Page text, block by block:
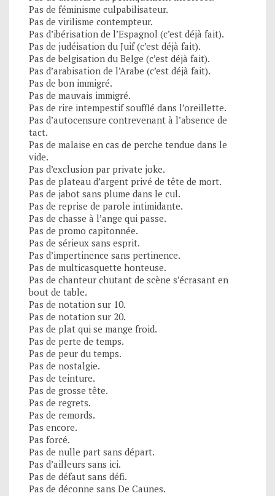
Pas de féminisme culpabilisateur.
Pas de virilisme contempteur.
Pas d’ibérisation de l’Espagnol (c’est déjà fait).
Pas de judéisation du Juif (c’est déjà fait).
Pas de belgisation du Belge (c’est déjà fait).
Pas d’arabisation de l’Arabe (c’est déjà fait).
Pas de bon immigré.
Pas de mauvais immigré.
Pas de rire intempestif soufflé dans l’oreillette.
Pas d’autocensure contrevenant à l’absence de
tact.
Pas de malaise en cas de perche tendue dans le
vide.
Pas d’exclusion par private joke.
Pas de plateau d’argent privé de tête de mort.
Pas de jabot sans plume dans le cul.
Pas de reprise de parole intimidante.
Pas de chasse à l’ange qui passe.
Pas de promo capitonnée.
Pas de sérieux sans esprit.
Pas d’impertinence sans pertinence.
Pas de multicasquette honteuse.
Pas de chanteur chutant de scène s’écrasant en
bout de table.
Pas de notation sur 10.
Pas de notation sur 20.
Pas de plat qui se mange froid.
Pas de perte de temps.
Pas de peur du temps.
Pas de nostalgie.
Pas de teinture.
Pas de grosse tête.
Pas de regrets.
Pas de remords.
Pas encore.
Pas forcé.
Pas de nulle part sans départ.
Pas d’ailleurs sans ici.
Pas de défaut sans défi.
Pas de déconne sans De Caunes.